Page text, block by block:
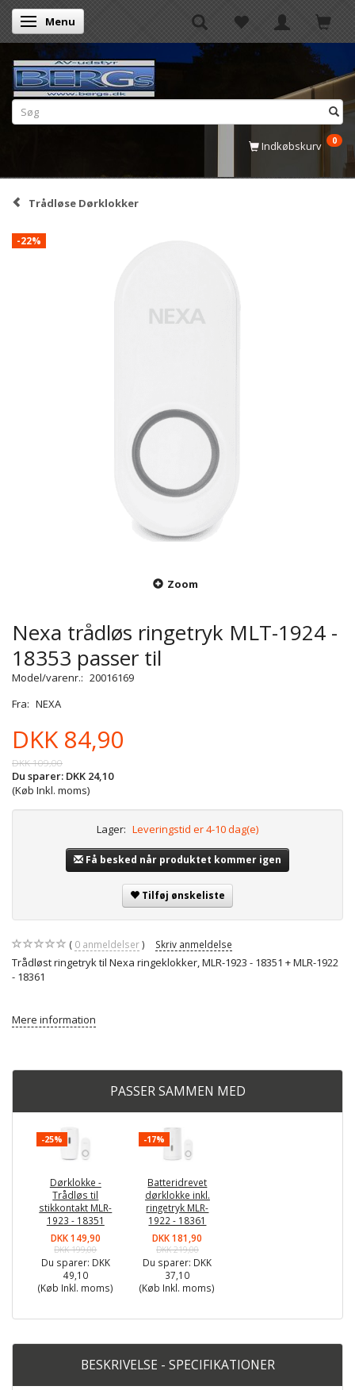
Skifte navigation
Menu
Indkøbskurv 0
Trådløse Dørklokker
-22%
Zoom
Nexa trådløs ringetryk MLT-1924 -
18353 passer til
Model/varenr.: 20016169
Fra: NEXA
DKK 84,90
DKK 109,00
Du sparer: DKK 24,10
(Køb Inkl. moms)
Lager: Leveringstid er 4-10 dag(e)
Få besked når produktet kommer igen
Tilføj ønskeliste
0 anmeldelser Skriv anmeldelse
Trådløst ringetryk til Nexa ringeklokker, MLR-1923 - 18351 + MLR-1922
- 18361
Mere information
PASSER SAMMEN MED
-25%
Dørklokke -
Trådløs til
stikkontakt MLR-
1923 - 18351
DKK 149,90
DKK 199,00
Du sparer: DKK
49,10
(Køb Inkl. moms)
-17%
Batteridrevet
dørklokke inkl.
ringetryk MLR-
1922 - 18361
DKK 181,90
DKK 219,00
Du sparer: DKK
37,10
(Køb Inkl. moms)
BESKRIVELSE - SPECIFIKATIONER